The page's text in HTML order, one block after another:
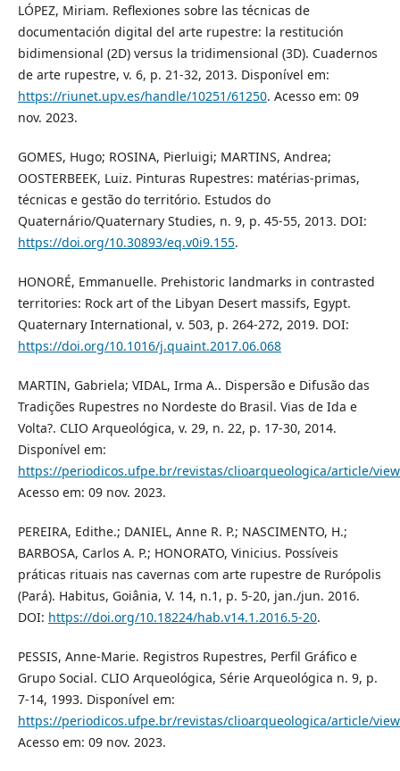
LÓPEZ, Miriam. Reflexiones sobre las técnicas de
documentación digital del arte rupestre: la restitución
bidimensional (2D) versus la tridimensional (3D). Cuadernos
de arte rupestre, v. 6, p. 21-32, 2013. Disponível em:
https://riunet.upv.es/handle/10251/61250. Acesso em: 09
nov. 2023.
GOMES, Hugo; ROSINA, Pierluigi; MARTINS, Andrea;
OOSTERBEEK, Luiz. Pinturas Rupestres: matérias-primas,
técnicas e gestão do território. Estudos do
Quaternário/Quaternary Studies, n. 9, p. 45-55, 2013. DOI:
https://doi.org/10.30893/eq.v0i9.155.
HONORÉ, Emmanuelle. Prehistoric landmarks in contrasted
territories: Rock art of the Libyan Desert massifs, Egypt.
Quaternary International, v. 503, p. 264-272, 2019. DOI:
https://doi.org/10.1016/j.quaint.2017.06.068
MARTIN, Gabriela; VIDAL, Irma A.. Dispersão e Difusão das
Tradições Rupestres no Nordeste do Brasil. Vias de Ida e
Volta?. CLIO Arqueológica, v. 29, n. 22, p. 17-30, 2014.
Disponível em:
https://periodicos.ufpe.br/revistas/clioarqueologica/article/
Acesso em: 09 nov. 2023.
PEREIRA, Edithe.; DANIEL, Anne R. P.; NASCIMENTO, H.;
BARBOSA, Carlos A. P.; HONORATO, Vinicius. Possíveis
práticas rituais nas cavernas com arte rupestre de Rurópolis
(Pará). Habitus, Goiânia, V. 14, n.1, p. 5-20, jan./jun. 2016.
DOI: https://doi.org/10.18224/hab.v14.1.2016.5-20.
PESSIS, Anne-Marie. Registros Rupestres, Perfil Gráfico e
Grupo Social. CLIO Arqueológica, Série Arqueológica n. 9, p.
7-14, 1993. Disponível em:
https://periodicos.ufpe.br/revistas/clioarqueologica/article/
Acesso em: 09 nov. 2023.